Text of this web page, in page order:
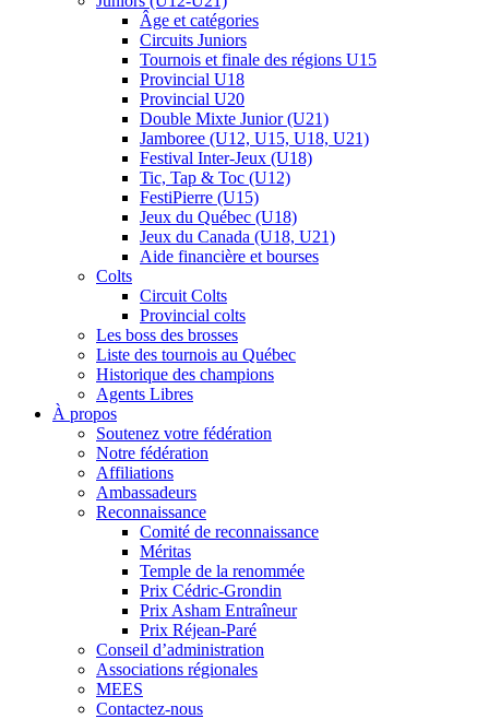
Âge et catégories
Circuits Juniors
Tournois et finale des régions U15
Provincial U18
Provincial U20
Double Mixte Junior (U21)
Jamboree (U12, U15, U18, U21)
Festival Inter-Jeux (U18)
Tic, Tap & Toc (U12)
FestiPierre (U15)
Jeux du Québec (U18)
Jeux du Canada (U18, U21)
Aide financière et bourses
Colts
Circuit Colts
Provincial colts
Les boss des brosses
Liste des tournois au Québec
Historique des champions
Agents Libres
À propos
Soutenez votre fédération
Notre fédération
Affiliations
Ambassadeurs
Reconnaissance
Comité de reconnaissance
Méritas
Temple de la renommée
Prix Cédric-Grondin
Prix Asham Entraîneur
Prix Réjean-Paré
Conseil d’administration
Associations régionales
MEES
Contactez-nous